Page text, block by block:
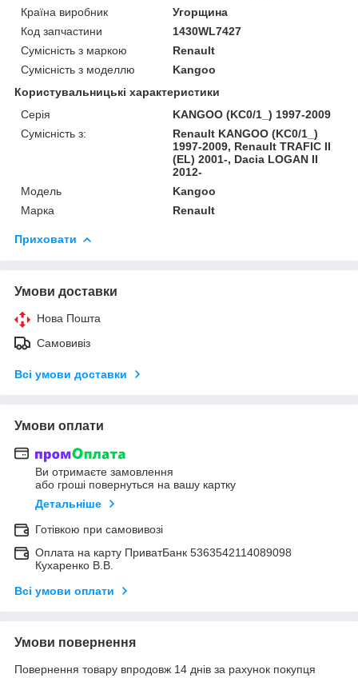
Країна виробник
Угорщина
Код запчастини
1430WL7427
Сумісність з маркою
Renault
Сумісність з моделлю
Kangoo
Користувальницькі характеристики
Серія
KANGOO (KC0/1_) 1997-2009
Сумісність з:
Renault KANGOO (KC0/1_)
1997-2009, Renault TRAFIC II
(EL) 2001-, Dacia LOGAN II
2012-
Модель
Kangoo
Марка
Renault
Приховати
Умови доставки
Нова Пошта
Самовивіз
Всі умови доставки
Умови оплати
Ви отримаєте замовлення
або гроші повернуться на вашу картку
Детальніше
Готівкою при самовивозі
Оплата на карту ПриватБанк 5363542114089098
Кухаренко В.В.
Всі умови оплати
Умови повернення
Повернення товару впродовж 14 днів за рахунок покупця